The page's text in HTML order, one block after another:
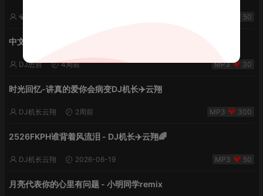
💎DJ老王💎 50
中文欢快2k26雨后夏天的风
DJ思哲 4周前 30
时光回忆-讲真的爱你会病变DJ机长✈️云翔
DJ机长云翔 2周前 300
2526FKPH谁背着风流泪 - DJ机长✈️云翔🌈
DJ机长云翔 2026-06-19 50
月亮代表你的心里有问题 - 小明同学remix